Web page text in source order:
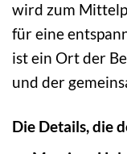
wird zum
für eine
ist ein Ort der
und der
Die Details, die